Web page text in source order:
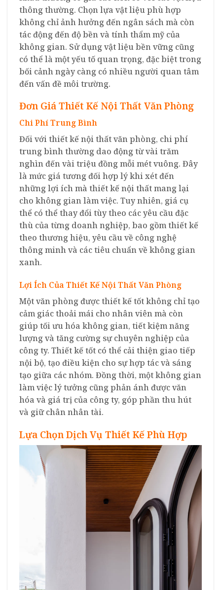
thông thường. Chọn lựa vật liệu phù hợp
không chỉ ảnh hưởng đến ngân sách mà còn
tác động đến độ bền và tính thẩm mỹ của
không gian. Sử dụng vật liệu bền vững cũng
có thể là một yếu tố quan trọng, đặc biệt trong
bối cảnh ngày càng có nhiều người quan tâm
đến vấn đề môi trường.
Đơn Giá Thiết Kế Nội Thất Văn Phòng
Chi Phí Trung Bình
Đối với thiết kế nội thất văn phòng, chi phí
trung bình thường dao động từ vài trăm
nghìn đến vài triệu đồng mỗi mét vuông. Đây
là mức giá tương đối hợp lý khi xét đến
những lợi ích mà thiết kế nội thất mang lại
cho không gian làm việc. Tuy nhiên, giá cụ
thể có thể thay đổi tùy theo các yêu cầu đặc
thù của từng doanh nghiệp, bao gồm thiết kế
theo thương hiệu, yêu cầu về công nghệ
thông minh và các tiêu chuẩn về không gian
xanh.
Lợi Ích Của Thiết Kế Nội Thất Văn Phòng
Một văn phòng được thiết kế tốt không chỉ tạo
cảm giác thoải mái cho nhân viên mà còn
giúp tối ưu hóa không gian, tiết kiệm năng
lượng và tăng cường sự chuyên nghiệp của
công ty. Thiết kế tốt có thể cải thiện giao tiếp
nội bộ, tạo điều kiện cho sự hợp tác và sáng
tạo giữa các nhóm. Đồng thời, một không gian
làm việc lý tưởng cũng phản ánh được văn
hóa và giá trị của công ty, góp phần thu hút
và giữ chân nhân tài.
Lựa Chọn Dịch Vụ Thiết Kế Phù Hợp